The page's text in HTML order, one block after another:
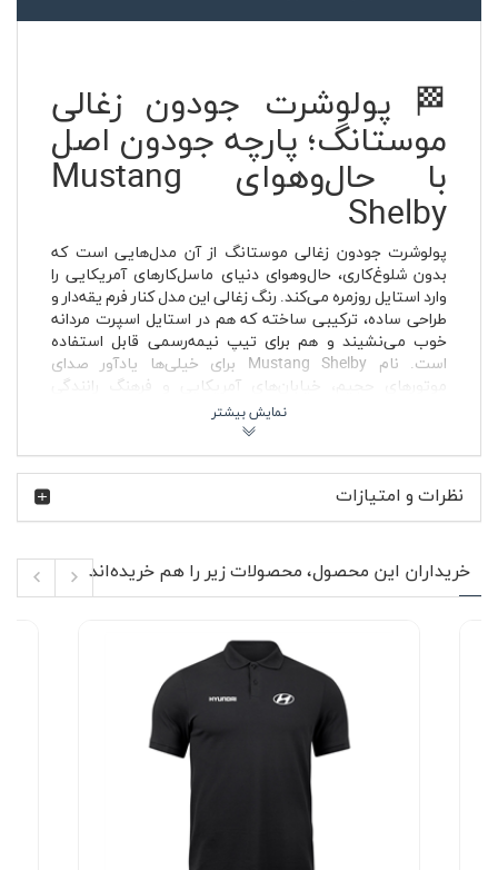
🏁 پولوشرت جودون زغالی
موستانگ؛ پارچه جودون اصل
با حال‌وهوای Mustang
Shelby
پولوشرت جودون زغالی موستانگ از آن مدل‌هایی است که
بدون شلوغ‌کاری، حال‌وهوای دنیای ماسل‌کارهای آمریکایی را
وارد استایل روزمره می‌کند. رنگ زغالی این مدل کنار فرم یقه‌دار و
طراحی ساده، ترکیبی ساخته که هم در استایل اسپرت مردانه
خوب می‌نشیند و هم برای تیپ نیمه‌رسمی قابل استفاده
است. نام Mustang Shelby برای خیلی‌ها یادآور صدای
موتورهای حجیم، خیابان‌های آمریکایی و فرهنگ رانندگی
پرهیجان است؛ همین حس در طراحی این پولوشرت هم دیده
می‌شود؛ ساده، قدرتمند و بدون جزئیات اضافه. در تصویر
محصول، لباس با رنگ زغالی یکدست دیده می‌شود و طراحی آن
بیشتر روی فرم و رنگ متمرکز است تا چاپ‌های بزرگ و شلوغ،
بنابراین به‌راحتی با آیتم‌های مختلف ست می‌شود.
پارچه جودون استفاده‌شده در پولوشرت جودون زغالی
و هم باعث می‌شود لباس بعد از استفاده مداوم ظاهر خود را
حفظ کند. آستین کوتاه، یقه کلاسیک و دو دکمه جلوی لباس
مردد هستید، انتخاب کاربردی‌تری باشد. رنگ زغالی نیز نسبت
به رنگ‌های روشن دیرتر آلودگی را نشان می‌دهد و کنار شلوار
جین آبی، مشکی، اسلش طوسی یا حتی کتان کرم ترکیب
جذابی می‌سازد.
🔥 ویژگی‌های محصول
دوخته‌شده از پارچه جودون با بافت مقاوم و تنفس
رنگ زغالی تیره با قابلیت ست شدن آسان در استایل
نظرات و امتیازات
خریداران این محصول، محصولات زیر را هم خریده‌اند